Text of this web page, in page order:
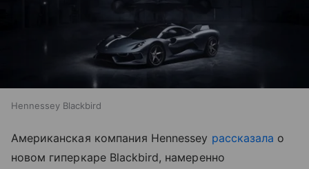
Hennessey Blackbird
Американская компания Hennessey рассказала о
новом гиперкаре Blackbird, намеренно